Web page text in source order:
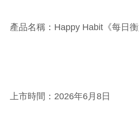
產品名稱：Happy Habit《每日
上市時間：2026年6月8日